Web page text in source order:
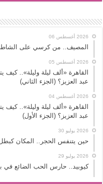
2026 أغسطس 06
المصيف.. من كرسي على الشاطئ
2026 أغسطس 05
القاهرة «ألف ليلة وليلة»..
عبد العزيز؟ (الجزء الثاني)
2026 أغسطس 04
القاهرة «ألف ليلة وليلة»..
عبد العزيز؟ (الجزء الأول)
2026 يوليو 30
حين يتنفس الحجر.. المكان
2026 يوليو 29
كيوبيد.. حارس الحب الضائع في